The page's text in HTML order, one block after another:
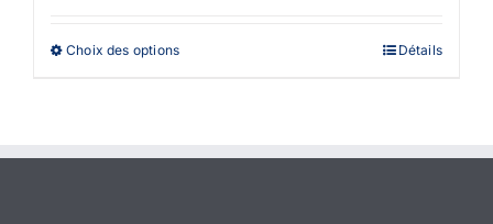
Choix des optionsCe
Détails